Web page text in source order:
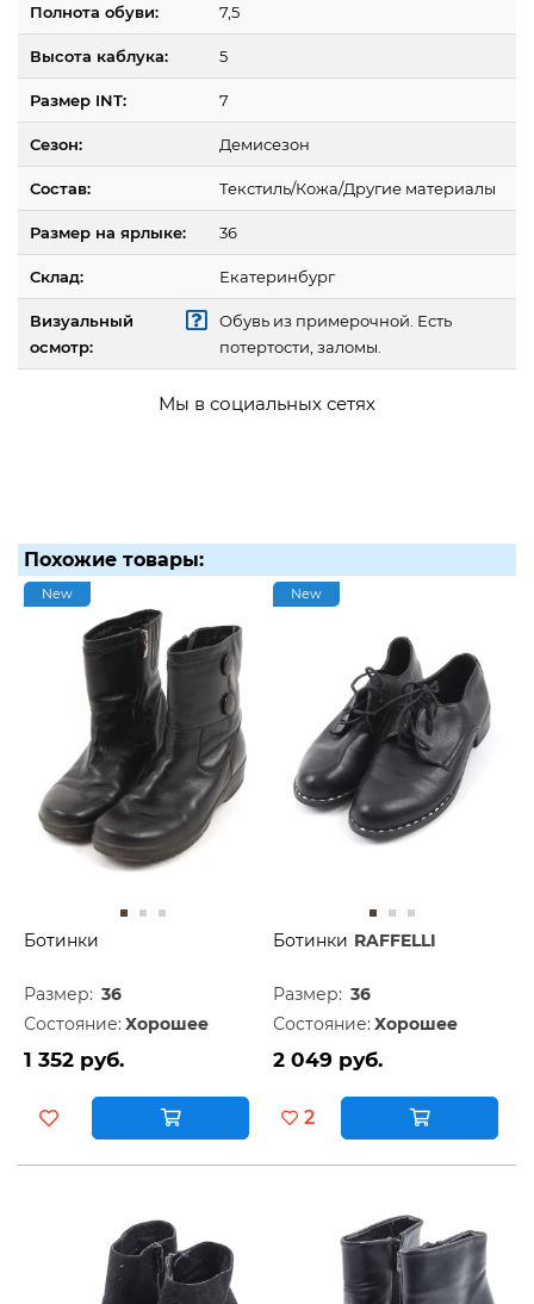
Полнота обуви: 7,5
Высота каблука: 5
Размер INT: 7
Сезон: Демисезон
Состав: Текстиль/Кожа/Другие материалы
Размер на ярлыке: 36
Склад: Екатеринбург
Визуальный
осмотр:
Обувь из примерочной. Есть
потертости, заломы.
Мы в социальных сетях
Похожие товары:
New
Ботинки
Размер: 36
Состояние: Хорошее
1 352 руб.
New
Ботинки RAFFELLI
Размер: 36
Состояние: Хорошее
2 049 руб.
2